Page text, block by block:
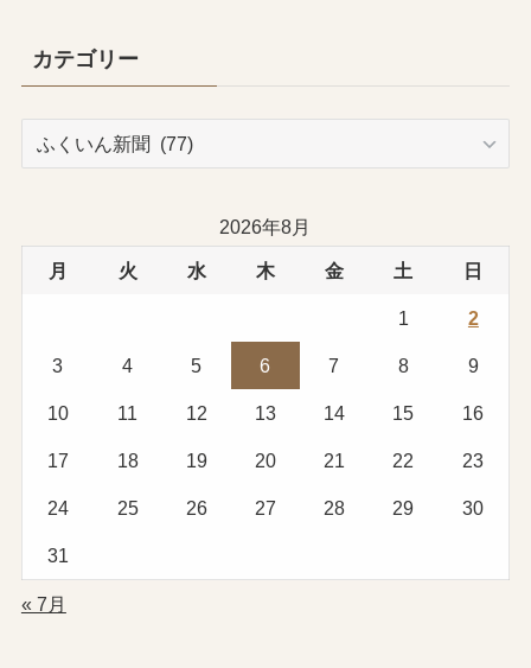
カテゴリー
ー
2026年8月
月 火 水 木 金 土 日
1 2
3 4 5 6 7 8 9
10 11 12 13 14 15 16
17 18 19 20 21 22 23
24 25 26 27 28 29 30
31
« 7月